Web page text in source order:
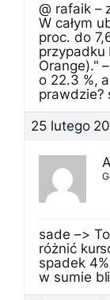
@ rafaik –
W całym
proc. do
przypadku
Orange)."
o 22.3 %,
prawdzie?
25 lutego
sade –>
różnić
spadek
w sumie